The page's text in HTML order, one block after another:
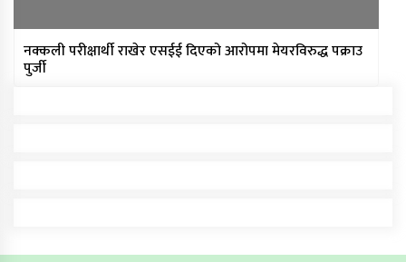
नक्कली परीक्षार्थी राखेर एसईई दिएको आरोपमा मेयरविरुद्ध पक्राउ
पुर्जी